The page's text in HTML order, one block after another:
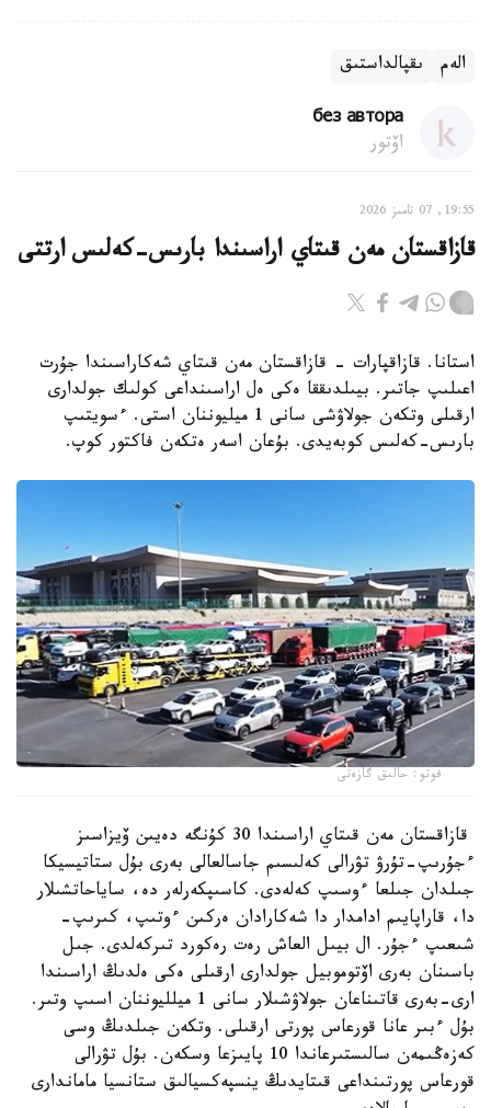
الەم ىقپالداستىق
без автора
اۆتور
19:55, 07 تامىز 2026
قازاقستان مەن قىتاي اراسىندا بارىس-كەلىس ارتتى
استانا. قازاقپارات - قازاقستان مەن قىتاي شەكاراسىندا جۇرت
اعىلىپ جاتىر. بيىلدىققا ەكى ەل اراسىنداعى كولىك جولدارى
ارقىلى وتكەن جولاۋشى سانى 1 ميليوننان استى. ءسويتىپ
بارىس-كەلىس كوبەيدى. بۇعان اسەر ەتكەن فاكتور كوپ.
فوتو: حالىق گازەتى
قازاقستان مەن قىتاي اراسىندا 30 كۇنگە دەيىن ۆيزاسىز
ءجۇرىپ-تۇرۋ تۋرالى كەلىسىم جاسالعالى بەرى بۇل ستاتيسيكا
جىلدان جىلعا ءوسىپ كەلەدى. كاسىپكەرلەر دە، ساياحاتشىلار
دا، قاراپايىم ادامدار دا شەكارادان ەركىن ءوتىپ، كىرىپ-
شىعىپ ءجۇر. ال بيىل العاش رەت رەكورد تىركەلدى. جىل
باسىنان بەرى اۆتوموبيل جولدارى ارقىلى ەكى ەلدىڭ اراسىندا
ارى-بەرى قاتىناعان جولاۋشىلار سانى 1 ميلليوننان اسىپ وتىر.
بۇل ءبىر عانا قورعاس پورتى ارقىلى. وتكەن جىلدىڭ وسى
كەزەڭىمەن سالىستىرعاندا 10 پايىزعا وسكەن. بۇل تۋرالى
قورعاس پورتىنداعى قىتايدىڭ ينسپەكسيالىق ستانسيا ماماندارى